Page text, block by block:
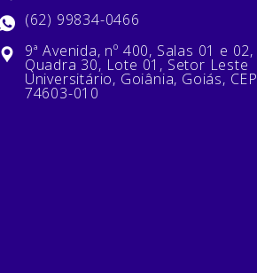
(62) 99834-0466
9ª Avenida, nº 400, Salas 01 e 02,
Quadra 30, Lote 01, Setor Leste
Universitário, Goiânia, Goiás, CEP
74603-010